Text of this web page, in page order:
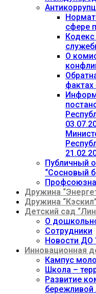
сфере
Кодекс
О
фактах
Публичный
“Сосновый
Дружина
Дружина “Кэскил”
Детский сад
О
Сотрудники
Новости ДО
Инновационная
Кампус
Школа –
Развитие
бережливой